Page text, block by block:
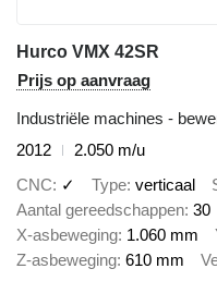
Hurco VMX 42SR
Prijs op aanvraag
Industriële machines -
2012
2.050 m/u
CNC
✓ Type verticaal
Aantal gereedschappen 30
X-asbeweging 1.060 mm
Z-asbeweging 610 mm